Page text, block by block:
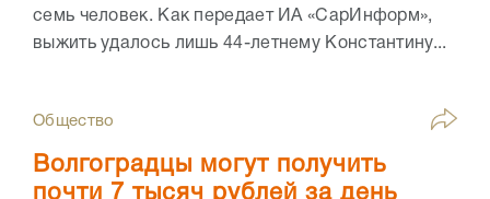
семь человек. Как передает ИА «СарИнформ»,
выжить удалось лишь 44-летнему Константину...
Общество
Волгоградцы могут получить
почти 7 тысяч рублей за день